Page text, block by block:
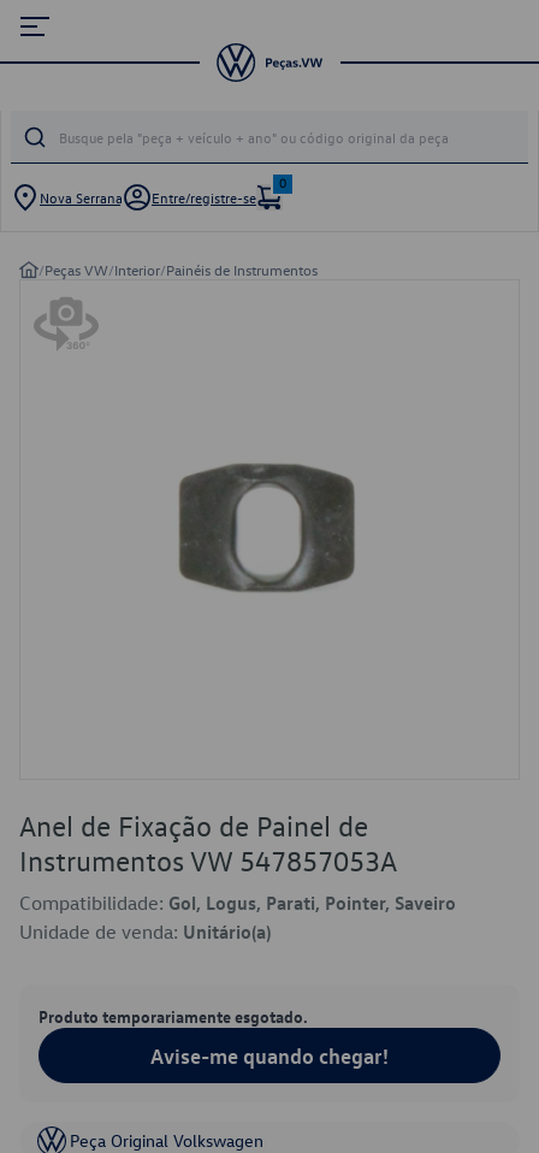
Nova Serrana Entre/registre-se
0
/Peças VW/Interior/Painéis de Instrumentos
Anel de Fixação de Painel de
Instrumentos VW 547857053A
Compatibilidade: Gol, Logus, Parati, Pointer, Saveiro
Unidade de venda: Unitário(a)
Produto temporariamente esgotado.
Avise-me quando chegar!
Peça Original Volkswagen